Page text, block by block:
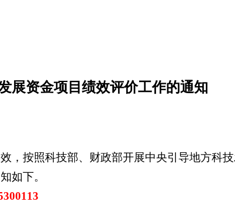
展资金项目绩效评价工作的通知
，按照科技部、财政部开展中央引导地方科
如下。